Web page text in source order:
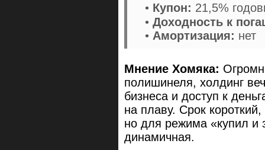
• Купон: 21,5%
• Доходность к
• Амортизация: нет
Мнение Хомяка:
полишинеля, холдинг
бизнеса и доступ к
на плаву. Срок
но для режима «купил и
динамичная.